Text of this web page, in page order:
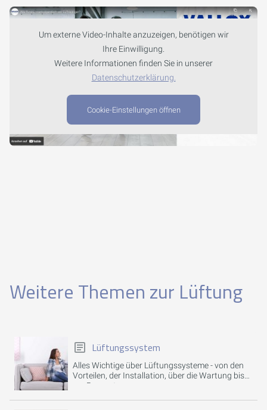
Um externe Video-Inhalte anzuzeigen, benötigen wir
Ihre Einwilligung.
Weitere Informationen finden Sie in unserer
Datenschutzerklärung.
Cookie-Einstellungen öffnen
Weitere Themen zur Lüftung
Lüftungssystem
Alles Wichtige über Lüftungssysteme - von den
Vorteilen, der Installation, über die Wartung bis
zur Reparatur.